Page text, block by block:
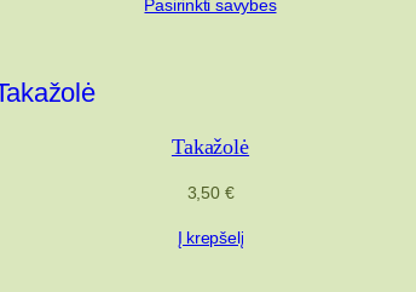
3,50 €
Pasirinkti savybes
Takažolė
3,50 €
Į krepšelį